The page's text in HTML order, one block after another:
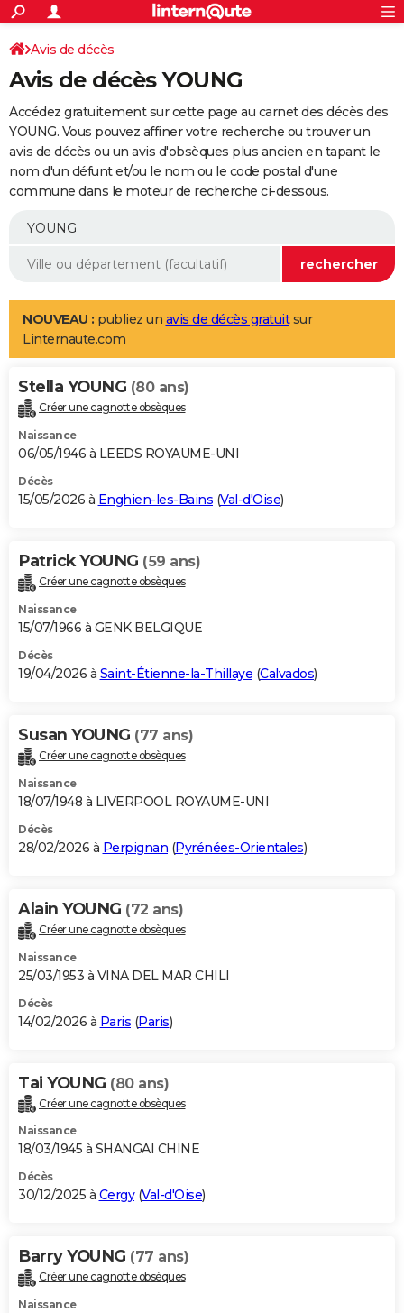
ACTUALITÉS
Politique
Société
Faits Divers
Education
Monde
Villes
+
SPORT
Coupe du monde 2026
Football
Tennis
Cyclisme
Rugby
Forum
Programme TV
TNT
Streaming
Cinéma
Sorties cinéma
Musique
+
FINANCE
Retraite
Epargne
Immobilier
Risques naturels par ville
Banque
Assurance
AUTO
Essais
Réserver un essai
Citadines
Berlines
SUV
Forum auto
+
Mobiles
Meilleur smartphone
Internet
Ordinateurs
Jeux vidéo
Guide high-tech
Aménagement intérieur
LIFESTYLE
Art de vivre
Bien-être
Loisirs
Mode
Modes de vie
Alimentation
Guide de la santé
Maladies
Médicaments
Sommeil
VOYAGE
Destinations
City break
Voyage nature
Voyage de noces
Forum
Climat
+PHOTO
GUIDES D'ACHAT
BONS PLANS
Carte de Noël
Carte Bonne année
Carte Saint-Valentin
Carte Pâques
Carte d'anniversaire
DICTIONNAIRE
Dictionnaire
Biographies
Citations
Expressions
Proverbes
PROGRAMME TV
S'inscrire
Se connecter
Lycées
Collèges
Primaires
Universités
Entreprises
Service militaire
Avis de recherche
AVIS DE DÉCÈS
Bricolage
Lifestyle
Culture
Sport
Auto
Television
Voyage
Cinema
Avis de décès
Avis de décès YOUNG
Accédez gratuitement sur cette page au carnet des décès des
YOUNG. Vous pouvez affiner votre recherche ou trouver un
avis de décès ou un avis d'obsèques plus ancien en tapant le
nom d'un défunt et/ou le nom ou le code postal d'une
commune dans le moteur de recherche ci-dessous.
NOUVEAU : publiez un avis de décès gratuitsur
Linternaute.com
Stella YOUNG (80 ans)
Créer une cagnotte obsèques
Naissance
06/05/1946 à LEEDS ROYAUME-UNI
Décès
15/05/2026 à Enghien-les-Bains (Val-d'Oise)
Patrick YOUNG (59 ans)
Créer une cagnotte obsèques
Naissance
15/07/1966 à GENK BELGIQUE
Décès
19/04/2026 à Saint-Étienne-la-Thillaye (Calvados)
Susan YOUNG (77 ans)
Créer une cagnotte obsèques
Naissance
18/07/1948 à LIVERPOOL ROYAUME-UNI
Décès
28/02/2026 à Perpignan (Pyrénées-Orientales)
Alain YOUNG (72 ans)
Créer une cagnotte obsèques
Naissance
25/03/1953 à VINA DEL MAR CHILI
Décès
14/02/2026 à Paris (Paris)
Tai YOUNG (80 ans)
Créer une cagnotte obsèques
Naissance
18/03/1945 à SHANGAI CHINE
Décès
30/12/2025 à Cergy(Val-d'Oise)
Barry YOUNG (77 ans)
Créer une cagnotte obsèques
Naissance